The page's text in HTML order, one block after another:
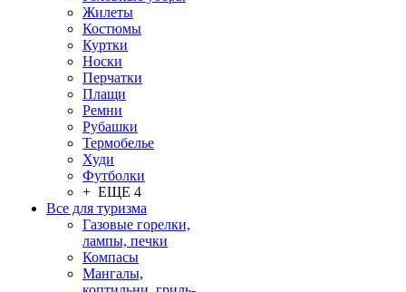
Жилеты
Костюмы
Куртки
Носки
Перчатки
Плащи
Ремни
Рубашки
Термобелье
Худи
Футболки
+ ЕЩЕ 4
Все для туризма
Газовые горелки,
лампы, печки
Компасы
Мангалы,